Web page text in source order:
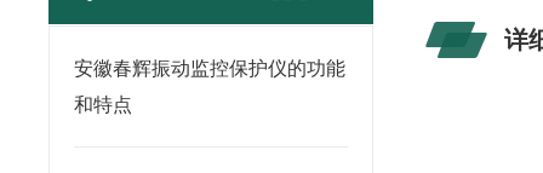
安徽春辉振动监控保护仪的功能
和特点
详